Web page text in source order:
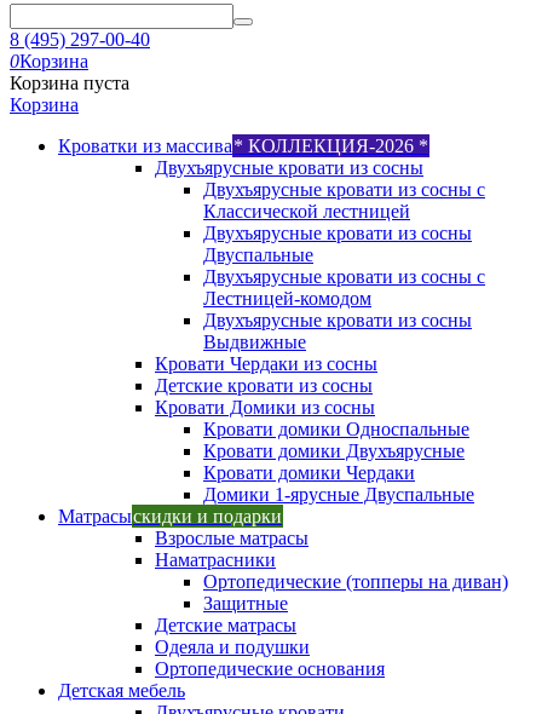
8 (495) 297-00-40
0Корзина
Корзина пуста
Корзина
Кроватки из массива* КОЛЛЕКЦИЯ-2026 *
Двухъярусные кровати из сосны
Двухъярусные кровати из сосны с
Классической лестницей
Двухъярусные кровати из сосны
Двуспальные
Двухъярусные кровати из сосны с
Лестницей-комодом
Двухъярусные кровати из сосны
Выдвижные
Кровати Чердаки из сосны
Детские кровати из сосны
Кровати Домики из сосны
Кровати домики Односпальные
Кровати домики Двухъярусные
Кровати домики Чердаки
Домики 1-ярусные Двуспальные
Матрасыскидки и подарки
Взрослые матрасы
Наматрасники
Ортопедические (топперы на диван)
Защитные
Детские матрасы
Одеяла и подушки
Ортопедические основания
Детская мебель